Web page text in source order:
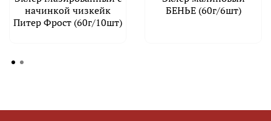
начинкой чизкейк
Питер Фрост (60г/10шт)
БЕНЬЕ (60г/6шт)